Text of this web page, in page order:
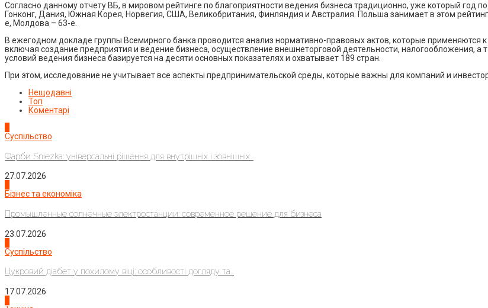
Согласно данному отчету ВБ, в мировом рейтинге по благоприятности ведения бизнеса традиционно, уже который год
Гонконг, Дания, Южная Корея, Норвегия, США, Великобритания, Финляндия и Австралия. Польша занимает в этом
е, Молдова – 63-е.
В ежегодном докладе группы Всемирного банка проводится анализ нормативно-правовых актов, которые применяются
включая создание предприятия и ведение бизнеса, осуществление внешнеторговой деятельности, налогообложения, а
условий ведения бизнеса базируется на десяти основных показателях и охватывает 189 стран.
При этом, исследование не учитывает все аспекты предпринимательской среды, которые важны для компаний и
Нещодавні
Топ
Коментарі
Суспільство
Фарби Sniezka: універсальні рішення для внутрішніх і зовнішніх...
27.07.2026
Бізнес та економіка
Промышленные солнечные электростанции: современное решение для бизнеса
23.07.2026
Суспільство
Цукровий діабет у похилому віці: особливості догляду та...
17.07.2026